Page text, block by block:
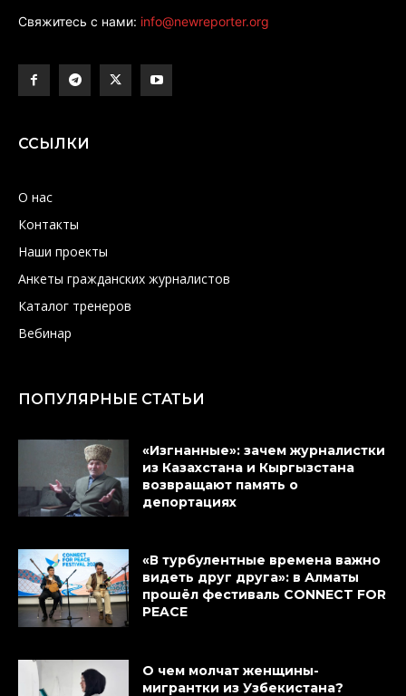
Свяжитесь с нами: info@newreporter.org
ССЫЛКИ
О нас
Контакты
Наши проекты
Анкеты гражданских журналистов
Каталог тренеров
Вебинар
ПОПУЛЯРНЫЕ СТАТЬИ
«Изгнанные»: зачем журналистки
из Казахстана и Кыргызстана
возвращают память о
депортациях
«В турбулентные времена важно
видеть друг друга»: в Алматы
прошёл фестиваль CONNECT FOR
PEACE
О чем молчат женщины-
мигрантки из Узбекистана?